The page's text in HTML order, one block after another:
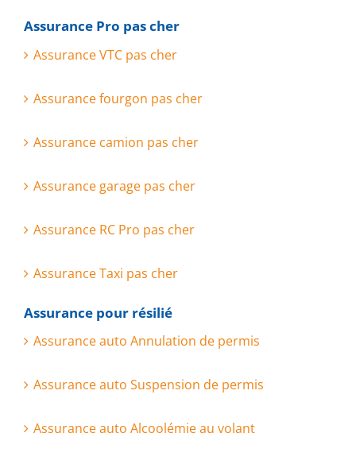
Assurance Pro pas cher
Assurance VTC pas cher
Assurance fourgon pas cher
Assurance camion pas cher
Assurance garage pas cher
Assurance RC Pro pas cher
Assurance Taxi pas cher
Assurance pour résilié
Assurance auto Annulation de permis
Assurance auto Suspension de permis
Assurance auto Alcoolémie au volant